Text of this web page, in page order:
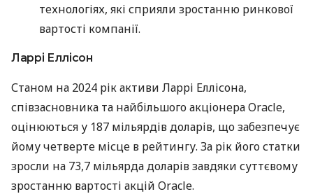
технологіях, які сприяли зростанню ринкової
вартості компанії​.
Ларрі Еллісон
Станом на 2024 рік активи Ларрі Еллісона,
співзасновника та найбільшого акціонера Oracle,
оцінюються у 187 мільярдів доларів, що забезпечує
йому четверте місце в рейтингу. За рік його статки
зросли на 73,7 мільярда доларів завдяки суттєвому
зростанню вартості акцій Oracle.